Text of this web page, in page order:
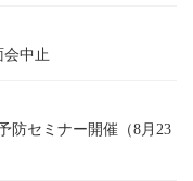
会中止
防セミナー開催（8月23